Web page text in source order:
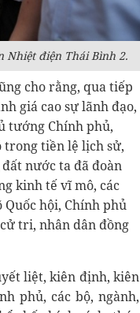
Nhiệt điện Thái Bình 2.
cho rằng, qua tiếp
giá cao sự lãnh đạo,
tướng Chính phủ,
trong tiền lệ lịch sử,
nước ta đã đoàn
kinh tế vĩ mô, các
hội, Chính phủ
tri, nhân dân đồng
liệt, kiên định, kiên
phủ, các bộ, ngành,